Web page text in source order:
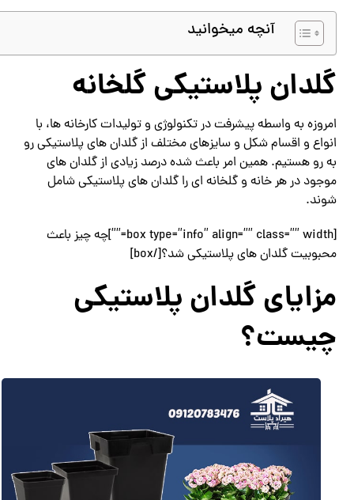
آنچه میخوانید
گلدان پلاستیکی گلخانه
امروزه به واسطه پیشرفت در تکنولوژی و تولیدات کارخانه ها، با
انواع و اقسام شکل و سایزهای مختلف از گلدان های پلاستیکی رو
به رو هستیم. همین امر باعث شده درصد زیادی از گلدان های
موجود در هر خانه و گلخانه ای را گلدان های پلاستیکی شامل
شوند.
[box type=”info” align=”” class=”” width=””]چه چیز باعث
محبوبیت گلدان های پلاستیکی شد؟[/box]
مزایای گلدان پلاستیکی
چیست؟